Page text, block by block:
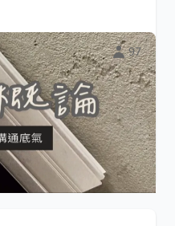
97
修概論
一邊筆記更能深刻吸收喔！
$3,360